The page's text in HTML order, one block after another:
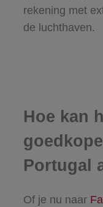
rekening met
de luchthaven.
Hoe kan
Portugal
Of je nu naar